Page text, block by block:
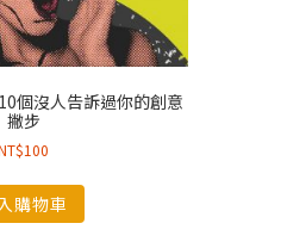
個沒人告訴過你的創意
撇步
100
購物車